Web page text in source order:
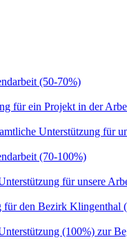
(50-70%)
für ein Projekt in der
Unterstützung für
(70-100%)
für unsere
für den Bezirk Klingenthal
(100%) zur